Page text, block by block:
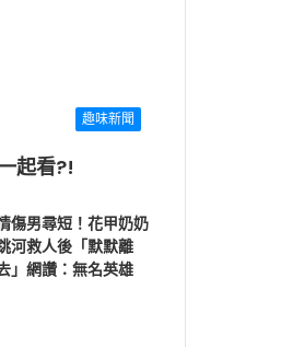
趣味新聞
起看?!
傷男尋短！花甲奶奶
河救人後「默默離
」網讚：無名英雄